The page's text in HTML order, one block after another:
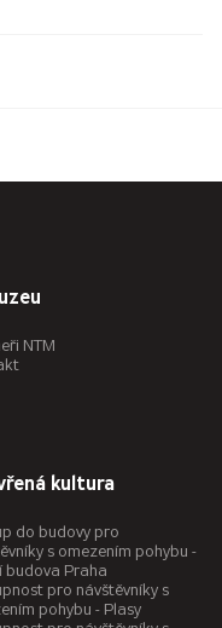
NTM
kultura
do budovy pro
s omezením pohybu -
budova Praha
pro návštěvníky s
pohybu - Plasy